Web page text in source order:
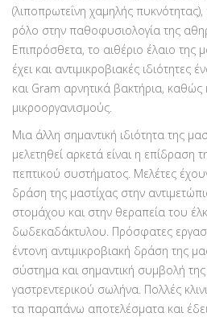
(λιποπρωτεΐνη χαμηλής
ρόλο στην παθοφυσιολογία της
Επιπρόσθετα, το αιθέριο έλαιο της
έχει και αντιμικροβιακές ιδιότητες
και Gram αρνητικά βακτήρια,
μικροοργανισμούς.
Μια άλλη σημαντική ιδιότητα της
μελετηθεί αρκετά είναι η επίδραση
πεπτικού συστήματος. Μελέτες έχουν
δράση της μαστίχας στην
στομάχου και στην θεραπεία του
δωδεκαδάκτυλου. Πρόσφατες
έντονη αντιμικροβιακή δράση της
σύστημα και σημαντική συμβολή της
γαστρεντερικού σωλήνα. Πολλές
τα παραπάνω αποτελέσματα και